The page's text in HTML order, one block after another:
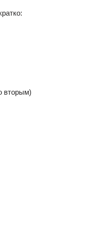
вторым)